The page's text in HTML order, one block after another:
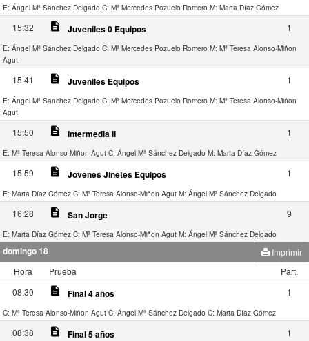
E: Ángel Mª Sánchez Delgado C: Mª Mercedes Pozuelo Romero M: Marta Díaz Gómez
15:32 description Juveniles 0 Equipos 1
E: Ángel Mª Sánchez Delgado C: Mª Mercedes Pozuelo Romero M: Mª Teresa Alonso-Miñon
Agut
15:41 description Juveniles Equipos 1
E: Ángel Mª Sánchez Delgado C: Mª Mercedes Pozuelo Romero M: Mª Teresa Alonso-Miñon
Agut
15:50 description Intermedia II 1
E: Mª Teresa Alonso-Miñon Agut C: Ángel Mª Sánchez Delgado M: Marta Díaz Gómez
15:59 description Jovenes Jinetes Equipos 1
E: Marta Díaz Gómez C: Mª Teresa Alonso-Miñon Agut M: Ángel Mª Sánchez Delgado
16:28 description San Jorge 9
E: Marta Díaz Gómez C: Mª Teresa Alonso-Miñon Agut M: Ángel Mª Sánchez Delgado
domingo 18
Imprimir
Hora
Prueba
Part.
08:30
description Final 4 años 1
C: Mª Teresa Alonso-Miñon Agut C: Ángel Mª Sánchez Delgado C: Marta Díaz Gómez
08:38 description Final 5 años 1